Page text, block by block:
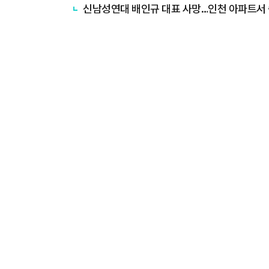
신남성연대 배인규 대표 사망…인천 아파트서